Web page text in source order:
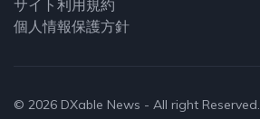
サイト利用規約
個人情報保護方針
© 2026 DXable News - All right Reserved.